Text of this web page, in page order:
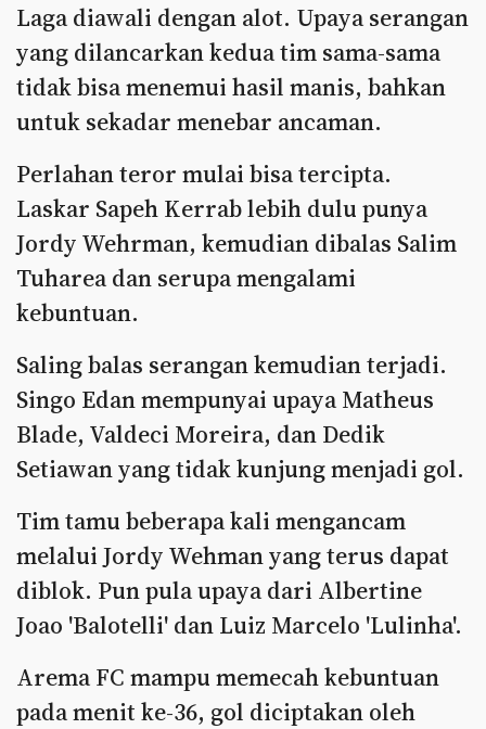
Laga diawali dengan alot. Upaya serangan
yang dilancarkan kedua tim sama-sama
tidak bisa menemui hasil manis, bahkan
untuk sekadar menebar ancaman.
Perlahan teror mulai bisa tercipta.
Laskar Sapeh Kerrab lebih dulu punya
Jordy Wehrman, kemudian dibalas Salim
Tuharea dan serupa mengalami
kebuntuan.
Saling balas serangan kemudian terjadi.
Singo Edan mempunyai upaya Matheus
Blade, Valdeci Moreira, dan Dedik
Setiawan yang tidak kunjung menjadi gol.
Tim tamu beberapa kali mengancam
melalui Jordy Wehman yang terus dapat
diblok. Pun pula upaya dari Albertine
Joao 'Balotelli' dan Luiz Marcelo 'Lulinha'.
Arema FC mampu memecah kebuntuan
pada menit ke-36, gol diciptakan oleh